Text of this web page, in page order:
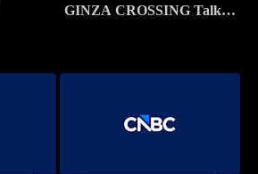
GINZA CROSSING Talk